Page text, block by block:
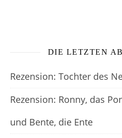
DIE LETZTEN
Rezension: Tochter des
Rezension: Ronny, das
und Bente, die Ente